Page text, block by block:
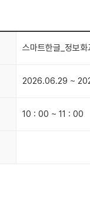
스마트한글_정보화
2026.06.29 ~
10 : 00 ~ 11 : 00